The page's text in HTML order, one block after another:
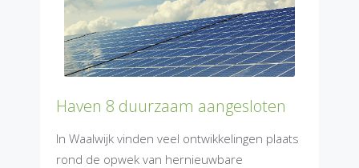
Haven 8 duurzaam aangesloten
In Waalwijk vinden veel ontwikkelingen plaats
rond de opwek van hernieuwbare